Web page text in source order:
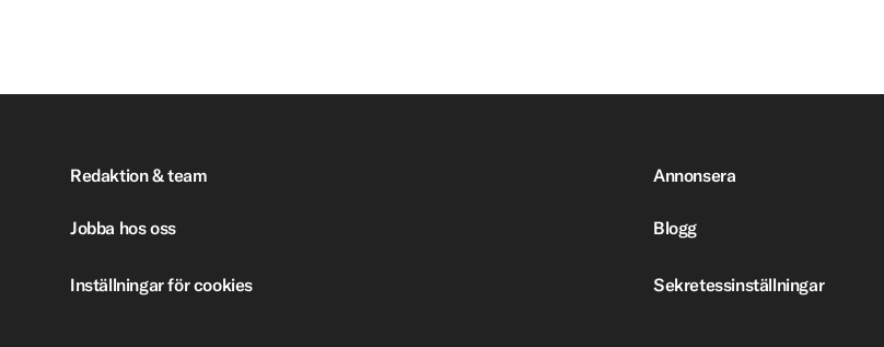
Redaktion & team Annonsera
Jobba hos oss Blogg
Inställningar för cookies Sekretessinställningar